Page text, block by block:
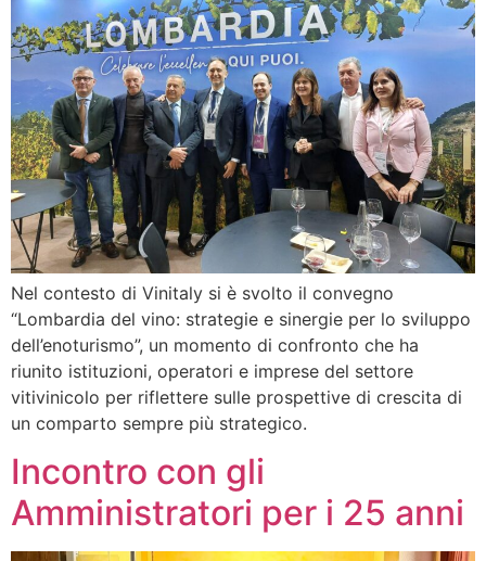
Nel contesto di Vinitaly si è svolto il convegno
“Lombardia del vino: strategie e sinergie per lo sviluppo
dell’enoturismo”, un momento di confronto che ha
riunito istituzioni, operatori e imprese del settore
vitivinicolo per riflettere sulle prospettive di crescita di
un comparto sempre più strategico.
Incontro con gli
Amministratori per i 25 anni